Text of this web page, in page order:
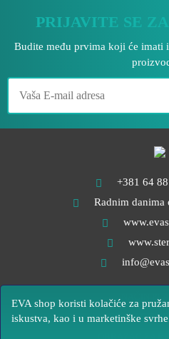
EVA shop koristi kolačiće za
iskustva, kao i u marketinške
PRIJAVITE SE
Budite među prvima koji će imati
+381 64
Radnim danima
OBRAZAC ZA